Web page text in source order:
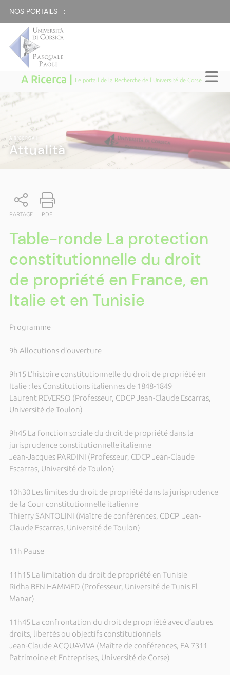
NOS PORTAILS :
A Ricerca | Le portail de la Recherche de l'Université de Corse
A RICERCA
Attualità
PARTAGE PDF
Table-ronde La protection
constitutionnelle du droit
de propriété en France, en
Italie et en Tunisie
Programme
9h Allocutions d’ouverture
9h15 L’histoire constitutionnelle du droit de propriété en
Italie : les Constitutions italiennes de 1848-1849
Laurent REVERSO (Professeur, CDCP Jean-Claude Escarras,
Université de Toulon)
9h45 La fonction sociale du droit de propriété dans la
jurisprudence constitutionnelle italienne
Jean-Jacques PARDINI (Professeur, CDCP Jean-Claude
Escarras, Université de Toulon)
10h30 Les limites du droit de propriété dans la jurisprudence
de la Cour constitutionnelle italienne
Thierry SANTOLINI (Maître de conférences, CDCP Jean-
Claude Escarras, Université de Toulon)
11h Pause
11h15 La limitation du droit de propriété en Tunisie
Ridha BEN HAMMED (Professeur, Université de Tunis El
Manar)
11h45 La confrontation du droit de propriété avec d’autres
droits, libertés ou objectifs constitutionnels
Jean-Claude ACQUAVIVA (Maître de conférences, EA 7311
Patrimoine et Entreprises, Université de Corse)